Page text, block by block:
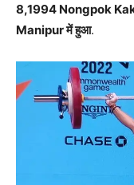
8,1994 Nongpok
Manipur में हुआ.